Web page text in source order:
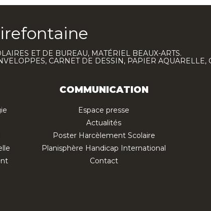
ET DE BUREAU, MATÉRIEL BEAUX-ARTS.
CARNET DE DESSIN, PAPIER AQUARELLE,
COMMUNICATION
Espace presse
Actualités
Poster Harcèlement Scolaire
Planisphère Handicap International
Contact